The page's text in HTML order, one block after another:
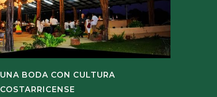
UNA BODA CON CULTURA
COSTARRICENSE